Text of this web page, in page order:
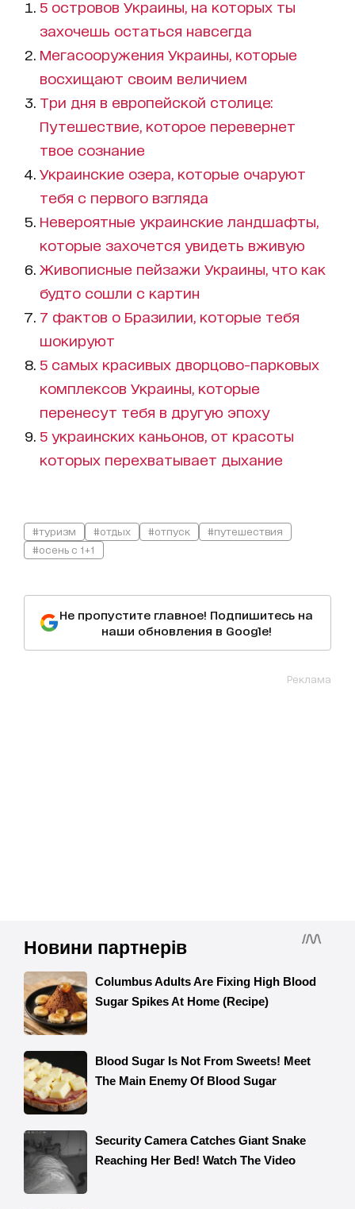
5 островов Украины, на которых ты
захочешь остаться навсегда
Мегасооружения Украины, которые
восхищают своим величием
Три дня в европейской столице:
Путешествие, которое перевернет
твое сознание
Украинские озера, которые очаруют
тебя с первого взгляда
Невероятные украинские ландшафты,
которые захочется увидеть вживую
Живописные пейзажи Украины, что как
будто сошли с картин
7 фактов о Бразилии, которые тебя
шокируют
5 самых красивых дворцово-парковых
комплексов Украины, которые
перенесут тебя в другую эпоху
5 украинских каньонов, от красоты
которых перехватывает дыхание
#туризм #отдых #отпуск
#путешествия
#осень с 1+1
Не пропустите главное! Подпишитесь на
наши обновления в Google!
Реклама